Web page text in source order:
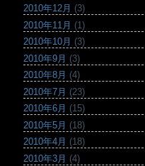
2010年12月 (3)
2010年11月 (1)
2010年10月 (3)
2010年9月 (3)
2010年8月 (4)
2010年7月 (23)
2010年6月 (15)
2010年5月 (18)
2010年4月 (18)
2010年3月 (4)